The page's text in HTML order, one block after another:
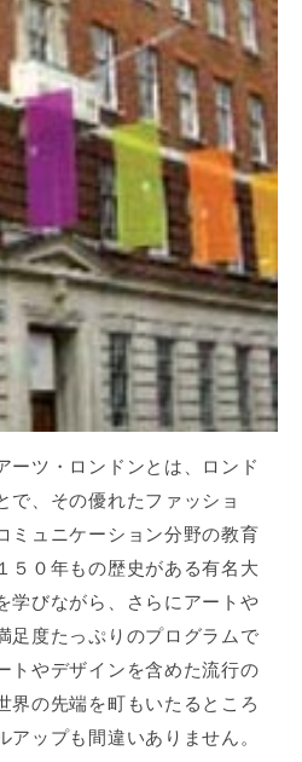
ーツ・ロンドンとは、ロンド
で、その優れたファッショ
ミュニケーション分野の教育
５０年もの歴史がある有名大
学びながら、さらにアートや
足度たっぷりのプログラムで
トやデザインを含めた流行の
界の先端を町もいたるところ
ップも間違いありません。